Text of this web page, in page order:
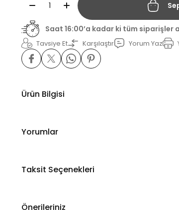
Saat 16:00’a kadar ki tüm siparişler
Tavsiye Et Karşılaştır Yorum Yaz
Ürün Bilgisi
Yorumlar
Taksit Seçenekleri
Önerileriniz